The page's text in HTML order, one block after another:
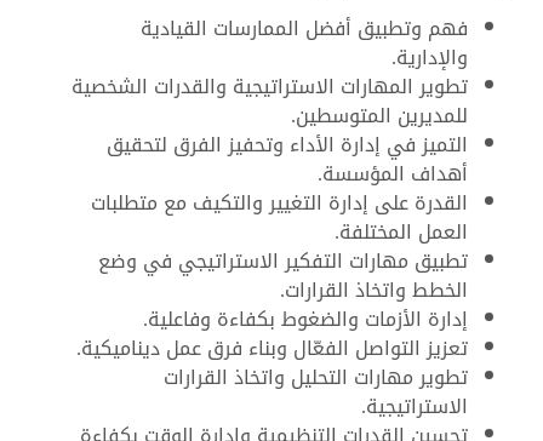
فهم وتطبيق أفضل الممارسات القيادية
والإدارية.
تطوير المهارات الاستراتيجية والقدرات الشخصية
للمديرين المتوسطين.
التميز في إدارة الأداء وتحفيز الفرق لتحقيق
أهداف المؤسسة.
القدرة على إدارة التغيير والتكيف مع متطلبات
العمل المختلفة.
تطبيق مهارات التفكير الاستراتيجي في وضع
الخطط واتخاذ القرارات.
إدارة الأزمات والضغوط بكفاءة وفاعلية.
تعزيز التواصل الفعّال وبناء فرق عمل ديناميكية.
تطوير مهارات التحليل واتخاذ القرارات
الاستراتيجية.